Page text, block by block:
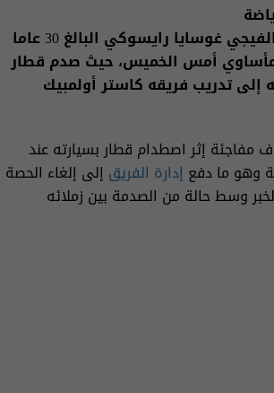
لقي لاعب الرغبي الفيجي غوسايا رايسوكي البالغ 30 عاما
أمس الخميس، حيث صدم قطار
إلى تدريب فريقه كاستر أولمبيك
إثر اصطدام قطار بسيارته عند
وهو ما دفع إدارة الفريق إلى إلغاء الحصة
وسط حالة من الصدمة بين زملائه